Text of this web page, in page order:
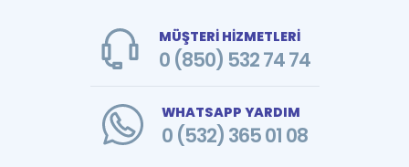
MÜŞTERİ HİZMETLERİ
0 (850) 532 74 74
WHATSAPP YARDIM
0 (532) 365 01 08